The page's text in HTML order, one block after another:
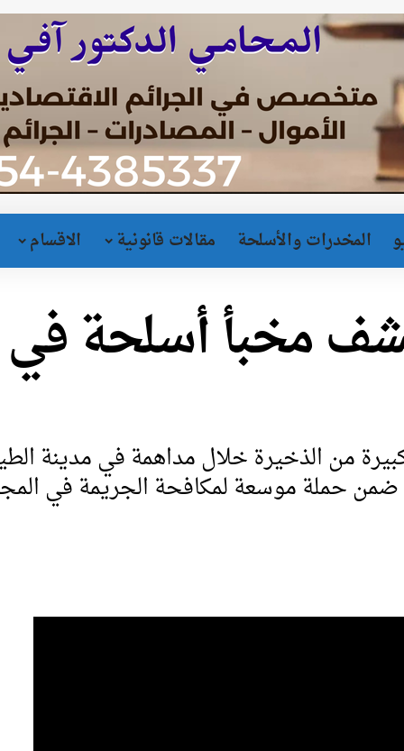
المخدرات والأسلحة مقالات قانونية الاقسام
مخبأ أسلحة في
ضمن حملة موسعة لمكافحة الجريمة في